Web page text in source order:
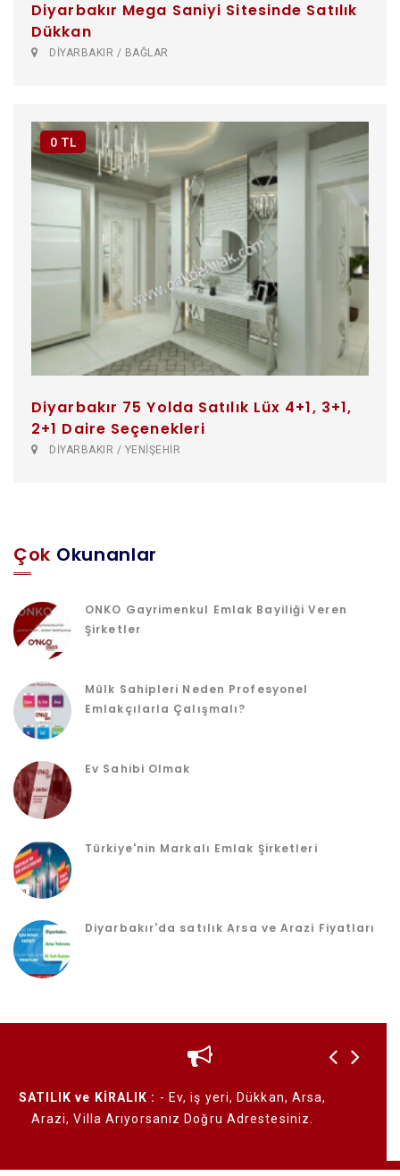
Diyarbakır Mega Saniyi Sitesinde Satılık
Dükkan
DİYARBAKIR / BAĞLAR
0 TL
Diyarbakır 75 Yolda Satılık Lüx 4+1, 3+1,
2+1 Daire Seçenekleri
DİYARBAKIR / YENİŞEHİR
Çok Okunanlar
ONKO Gayrimenkul Emlak Bayiliği Veren
Şirketler
Mülk Sahipleri Neden Profesyonel
Emlakçılarla Çalışmalı?
Ev Sahibi Olmak
Türkiye'nin Markalı Emlak Şirketleri
Diyarbakır'da satılık Arsa ve Arazi Fiyatları
SATILIK ve KİRALIK : - Ev, iş yeri, Dükkan, Arsa,
Arazi, Villa Arıyorsanız Doğru Adrestesiniz.